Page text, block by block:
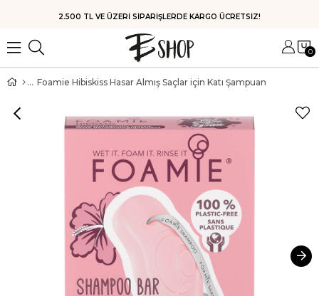
HIZLI KARGO
0
Foamie Hibiskiss Hasar Almış Saçlar için Katı Şampuan